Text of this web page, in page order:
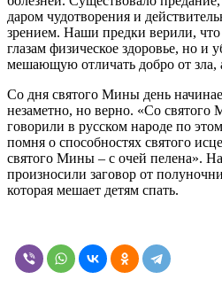
даром чудотворения и
зрением. Наши предки верили,
глазам физическое здоровье, но и
мешающую отличать добро от зла,
Со дня святого Мины день
незаметно, но верно. «Со
говорили в русском народе по
помня о способностях святого
святого Мины – с очей пелена».
произносили заговор от
которая мешает детям спать.